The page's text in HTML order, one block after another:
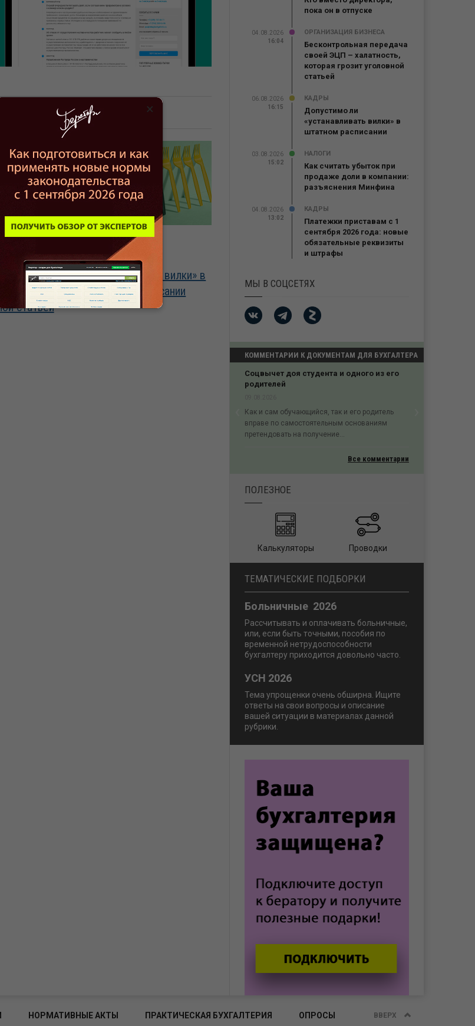
ЭЦП –
статьей
06.08.2026
Допустимо ли
«устанавливать вилки» в
штатном расписании
пока он в отпуске
04.08.2026
16:04
ОРГАНИЗАЦИЯ БИЗНЕСА
Бесконтрольная передача
своей ЭЦП – халатность,
которая грозит уголовной
статьей
06.08.2026
16:15
КАДРЫ
Допустимо ли
«устанавливать вилки» в
штатном расписании
03.08.2026
15:02
НАЛОГИ
Как считать убыток при
продаже доли в компании:
разъяснения Минфина
04.08.2026
13:02
КАДРЫ
Платежки приставам с 1
сентября 2026 года: новые
обязательные реквизиты
и штрафы
МЫ В СОЦСЕТЯХ
КОММЕНТАРИИ К ДОКУМЕНТАМ ДЛЯ БУХГАЛТЕРА
Соцвычет доя студента и одного из его
родителей
Как и сам обучающийся, так и его родитель
вправе по самостоятельным основаниям
претендовать на получение...
Previous
Все комментарии
ПОЛЕЗНОЕ
Калькуляторы Проводки
ТЕМАТИЧЕСКИЕ ПОДБОРКИ
Больничные 2026
Рассчитывать и оплачивать больничные,
или, если быть точными, пособия по
временной нетрудоспособности
бухгалтеру приходится довольно часто.
УСН 2026
Тема упрощенки очень обширна. Ищите
ответы на свои вопросы и описание
вашей ситуации в материалах данной
рубрики.
НОРМАТИВНЫЕ АКТЫ ПРАКТИЧЕСКАЯ БУХГАЛТЕРИЯ ОПРОСЫ ВВЕРХ
×